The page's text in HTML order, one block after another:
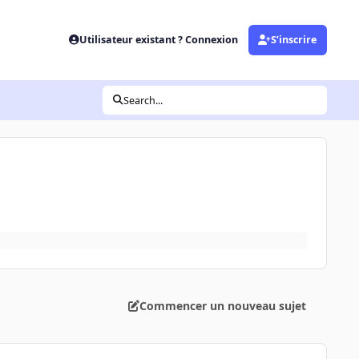
Utilisateur existant ? Connexion S’inscrire
Search...
Commencer un nouveau sujet